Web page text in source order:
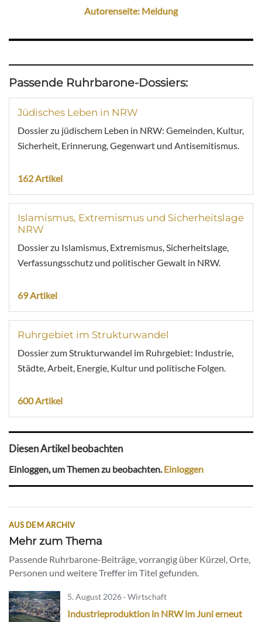
Autorenseite: Meldung
Passende Ruhrbarone-Dossiers:
Jüdisches Leben in NRW
Dossier zu jüdischem Leben in NRW: Gemeinden, Kultur,
Sicherheit, Erinnerung, Gegenwart und Antisemitismus.
162 Artikel
Islamismus, Extremismus und Sicherheitslage
NRW
Dossier zu Islamismus, Extremismus, Sicherheitslage,
Verfassungsschutz und politischer Gewalt in NRW.
69 Artikel
Ruhrgebiet im Strukturwandel
Dossier zum Strukturwandel im Ruhrgebiet: Industrie,
Städte, Arbeit, Energie, Kultur und politische Folgen.
600 Artikel
Diesen Artikel beobachten
Einloggen, um Themen zu beobachten.Einloggen
AUS DEM ARCHIV
Mehr zum Thema
Passende Ruhrbarone-Beiträge, vorrangig über Kürzel, Orte,
Personen und weitere Treffer im Titel gefunden.
5. August 2026 · Wirtschaft
Industrieproduktion in NRW im Juni erneut